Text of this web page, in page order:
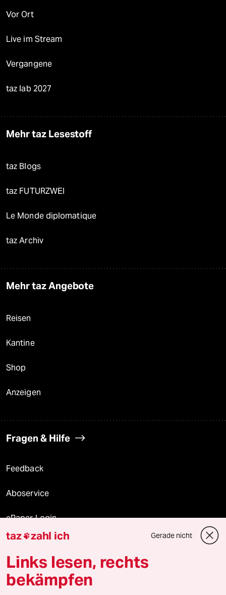
Vor Ort
Live im Stream
Vergangene
taz lab 2027
Mehr taz Lesestoff
taz Blogs
taz FUTURZWEI
Le Monde diplomatique
taz Archiv
Mehr taz Angebote
Reisen
Kantine
Shop
Anzeigen
Fragen & Hilfe
Feedback
Aboservice
ePaper Login
Downloads für Abonnierende
© 2026 taz Verlags und Vertriebs GmbH
taz zahl ich Gerade nicht
Links lesen, rechts
bekämpfen